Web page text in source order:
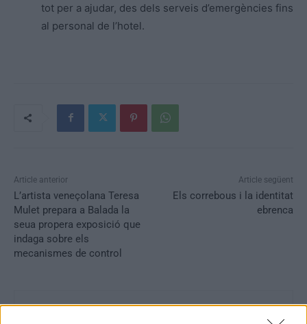
tot per a ajudar, des dels serveis d’emergències fins
al personal de l’hotel.
Article anterior
L’artista veneçolana Teresa
Mulet prepara a Balada la
seua propera exposició que
indaga sobre els
mecanismes de control
Article següent
Els correbous i la identitat
ebrenca